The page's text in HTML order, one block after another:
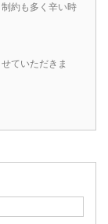
約も多く辛い時
ていただきま